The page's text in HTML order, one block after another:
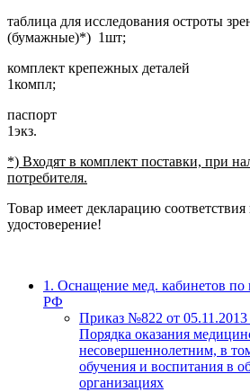
таблица для исследования остроты
(бумажные)*) 1шт;
комплект
1компл;
1экз.
*) Входят в комплект поставки, при
потребителя.
Товар имеет декларацию
удостоверение!
1. Оснащение мед. кабинетов
РФ
Приказ №822 от
Порядка оказания
несовершеннолетним, в
обучения и воспитания в
организациях